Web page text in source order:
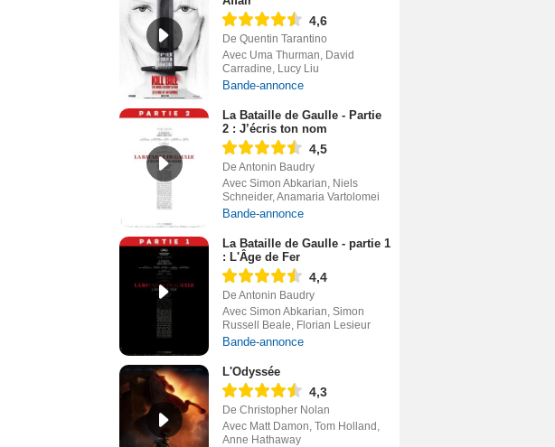
4,6
De Quentin Tarantino
Avec Uma Thurman, David
Carradine, Lucy Liu
Bande-annonce
La Bataille de Gaulle - Partie
2 : J’écris ton nom
4,5
De Antonin Baudry
Avec Simon Abkarian, Niels
Schneider, Anamaria Vartolomei
Bande-annonce
La Bataille de Gaulle - partie 1
: L'Âge de Fer
4,4
De Antonin Baudry
Avec Simon Abkarian, Simon
Russell Beale, Florian Lesieur
Bande-annonce
L'Odyssée
4,3
De Christopher Nolan
Avec Matt Damon, Tom Holland,
Anne Hathaway